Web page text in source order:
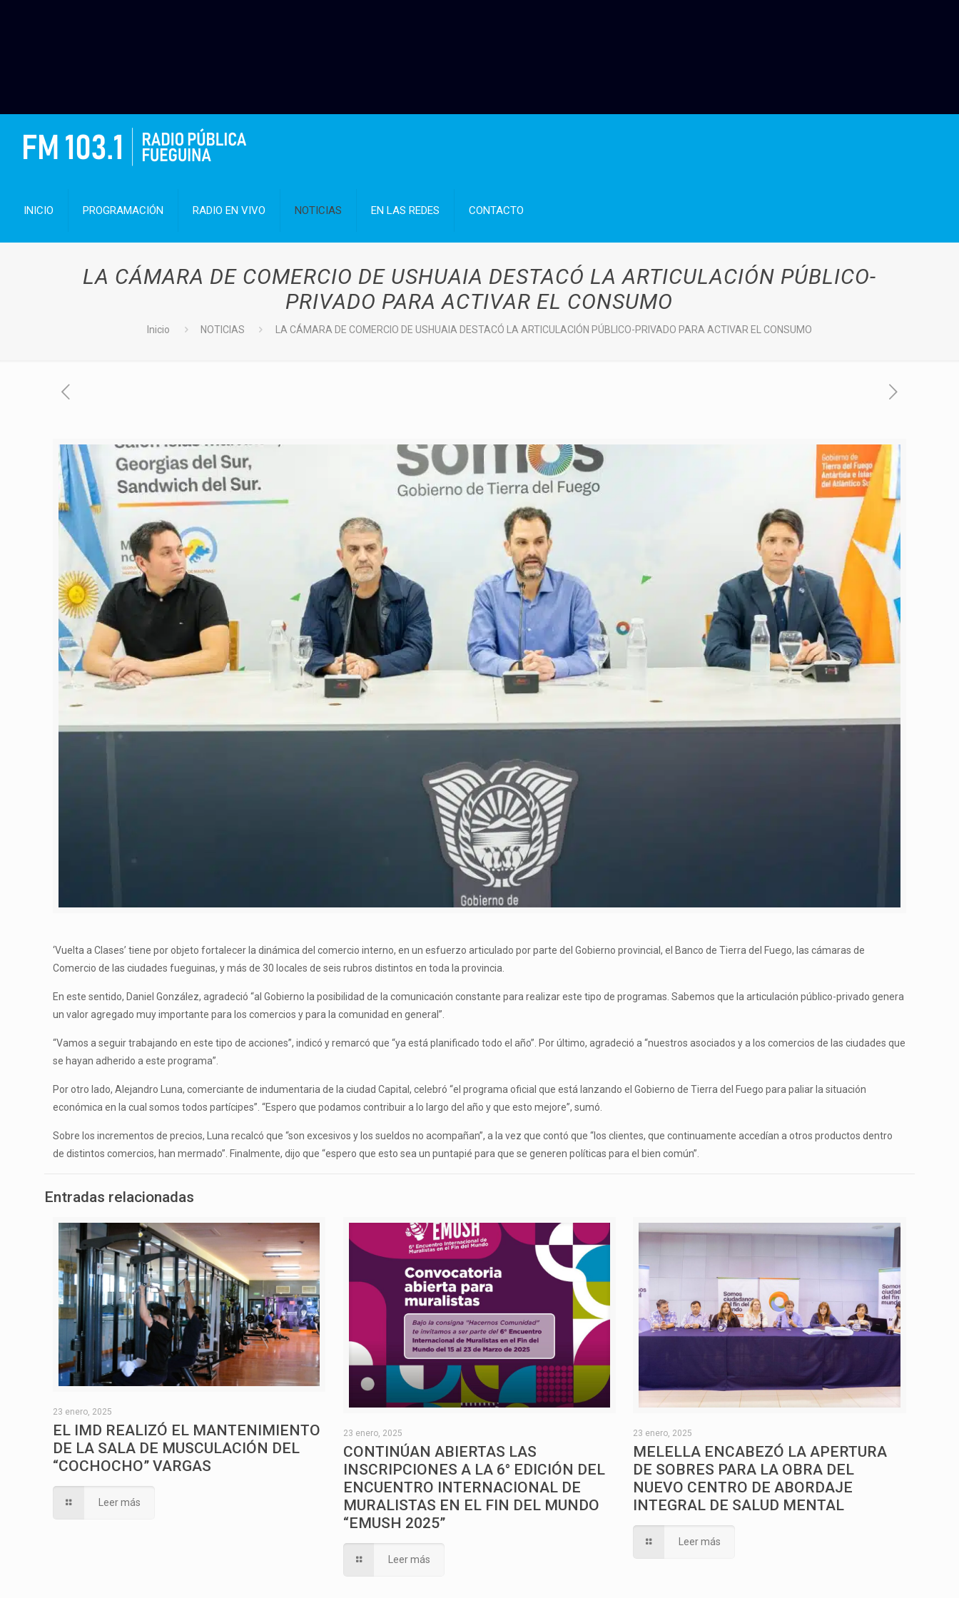
INICIO PROGRAMACIÓN RADIO EN VIVO NOTICIAS EN LAS REDES CONTACTO
LA CÁMARA DE COMERCIO DE USHUAIA DESTACÓ LA ARTICULACIÓN PÚBLICO-
PRIVADO PARA ACTIVAR EL CONSUMO
Inicio NOTICIAS LA CÁMARA DE COMERCIO DE USHUAIA DESTACÓ LA ARTICULACIÓN PÚBLICO-PRIVADO PARA ACTIVAR EL CONSUMO
‘Vuelta a Clases’ tiene por objeto fortalecer la dinámica del comercio interno, en un esfuerzo articulado por parte del Gobierno provincial, el Banco de Tierra del Fuego, las cámaras de
Comercio de las ciudades fueguinas, y más de 30 locales de seis rubros distintos en toda la provincia.
En este sentido, Daniel González, agradeció “al Gobierno la posibilidad de la comunicación constante para realizar este tipo de programas. Sabemos que la articulación público-privado genera
un valor agregado muy importante para los comercios y para la comunidad en general”.
“Vamos a seguir trabajando en este tipo de acciones”, indicó y remarcó que “ya está planificado todo el año”. Por último, agradeció a “nuestros asociados y a los comercios de las ciudades que
se hayan adherido a este programa”.
Por otro lado, Alejandro Luna, comerciante de indumentaria de la ciudad Capital, celebró “el programa oficial que está lanzando el Gobierno de Tierra del Fuego para paliar la situación
económica en la cual somos todos partícipes”. “Espero que podamos contribuir a lo largo del año y que esto mejore”, sumó.
Sobre los incrementos de precios, Luna recalcó que “son excesivos y los sueldos no acompañan”, a la vez que contó que “los clientes, que continuamente accedían a otros productos dentro
de distintos comercios, han mermado”. Finalmente, dijo que “espero que esto sea un puntapié para que se generen políticas para el bien común”.
Entradas relacionadas
23 enero, 2025
EL IMD REALIZÓ EL MANTENIMIENTO
DE LA SALA DE MUSCULACIÓN DEL
“COCHOCHO” VARGAS
Leer más
23 enero, 2025
CONTINÚAN ABIERTAS LAS
INSCRIPCIONES A LA 6° EDICIÓN DEL
ENCUENTRO INTERNACIONAL DE
MURALISTAS EN EL FIN DEL MUNDO
“EMUSH 2025”
Leer más
23 enero, 2025
MELELLA ENCABEZÓ LA APERTURA
DE SOBRES PARA LA OBRA DEL
NUEVO CENTRO DE ABORDAJE
INTEGRAL DE SALUD MENTAL
Leer más